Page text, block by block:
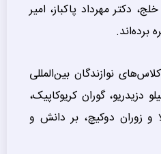
دکتر مهرداد پاکباز، امیر
برده‌اند.
نوازندگان بین‌المللی
دزیدریو، گوران کریوکاپیک،
و زوران دوکیچ، بر دانش و